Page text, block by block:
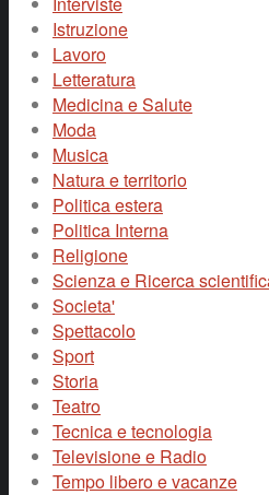
Istruzione
Lavoro
Letteratura
Medicina e Salute
Moda
Musica
Natura e territorio
Politica estera
Politica Interna
Religione
Scienza e Ricerca
Societa'
Spettacolo
Sport
Storia
Teatro
Tecnica e tecnologia
Televisione e Radio
Tempo libero e vacanze